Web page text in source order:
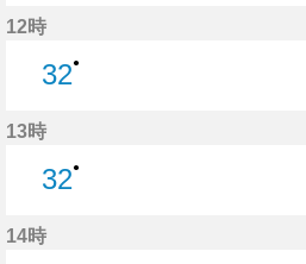
12時
32●
13時
32●
14時